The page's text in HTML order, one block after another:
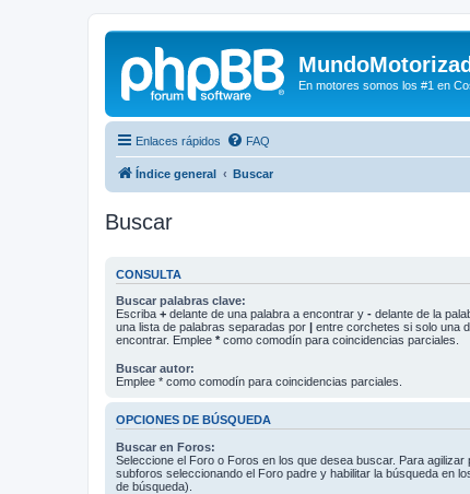
En motores somos los #1 en
Enlaces rápidos FAQ
Índice general Buscar
Buscar
CONSULTA
Buscar palabras clave:
Escriba + delante de una palabra a encontrar y - delante de la
una lista de palabras separadas por | entre corchetes si solo una
encontrar. Emplee * como comodín para coincidencias parciales.
Buscar autor:
Emplee * como comodín para coincidencias parciales.
OPCIONES DE BÚSQUEDA
Buscar en Foros:
Seleccione el Foro o Foros en los que desea buscar. Para agilizar
subforos seleccionando el Foro padre y habilitar la búsqueda en
de búsqueda).